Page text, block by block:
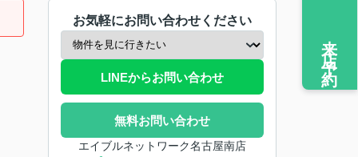
お気軽にお問い合わせください
LINEからお問い合わせ
無料お問い合わせ
エイブルネットワーク名古屋南店
来店予約